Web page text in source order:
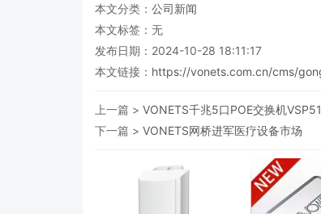
本文分类： 公司新闻
本文标签：无
发布日期：2024-10-28 18:11:17
本文链接： https://vonets.com.cn/cms/
上一篇 > VONETS千兆5口POE交换机
下一篇 > VONETS网桥进军医疗设备市场